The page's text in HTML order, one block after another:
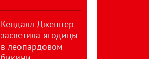
Кендалл Дженнер
засветила ягодицы
в леопардовом